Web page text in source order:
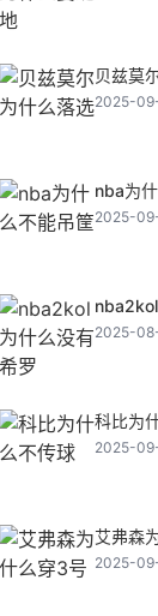
贝兹莫
2025-
nba为
2025-
2025-
科比为
2025-
艾弗森
2025-